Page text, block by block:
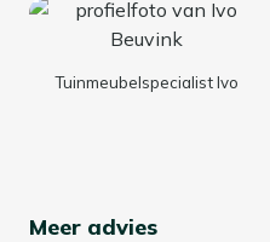
Tuinmeubelspecialist Ivo
Meer advies